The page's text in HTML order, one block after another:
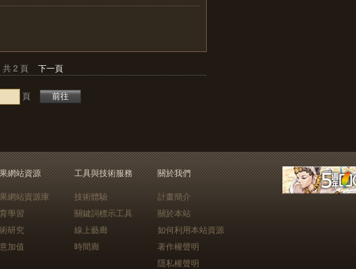
共 2 頁 下一頁
頁
網站資源
網站資源庫
學習
研究
加值
工具與技術服務
技術體驗
關鍵詞標示工具
線上藝廊
時間廊
關於我們
計畫簡介
關於本站
如何利用本站資源
著作權聲明
隱私權聲明